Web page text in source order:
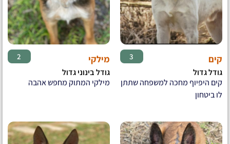
קים 3
גודל גדול
קים היפיוף מחכה למשפחה שתתן
לו ביטחון
מילקי 2
גודל בינוני גדול
מילקי המתוק מחפש אהבה